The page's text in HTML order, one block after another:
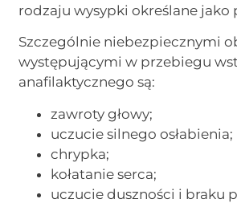
rodzaju wysypki określane jako
Szczególnie niebezpiecznymi
występującymi w przebiegu
anafilaktycznego są:
zawroty głowy;
uczucie silnego osłabienia;
chrypka;
kołatanie serca;
uczucie duszności i braku